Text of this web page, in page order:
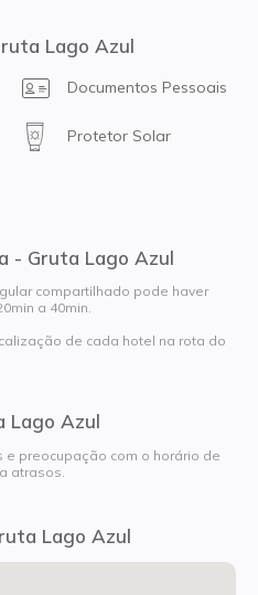
Lago Azul
Documentos Pessoais
Protetor Solar
- Gruta Lago Azul
compartilhado pode haver
a 40min.
de cada hotel na rota do
Lago Azul
preocupação com o horário de
atrasos.
Lago Azul